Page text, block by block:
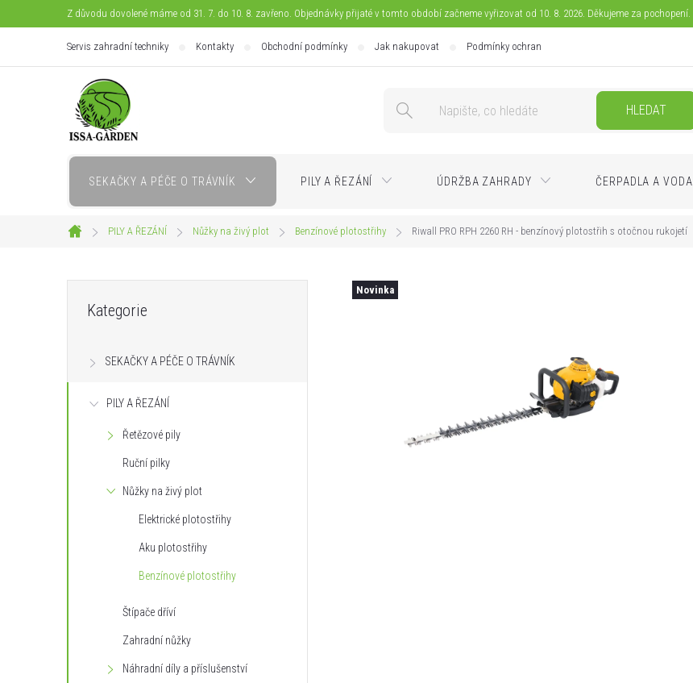
na
Z důvodu dovolené máme od 31. 7. do 10. 8. zavřeno. Objednávky přijaté v tomto období začneme vyřizovat od 10. 8. 2026. Děkujeme za pochopení.
Servis zahradní techniky Kontakty Obchodní podmínky Jak nakupovat Podmínky ochrany osobních údajů
HLEDAT
SEKAČKY A PÉČE O TRÁVNÍK PILY A ŘEZÁNÍ ÚDRŽBA ZAHRADY ČERPADLA A VODA
Domů
PILY A ŘEZÁNÍ Nůžky na živý plot Benzínové plotostřihy Riwall PRO RPH 2260 RH - benzínový plotostřih s otočnou rukojetí
s
kategorie
Kategorie
SEKAČKY A PÉČE O TRÁVNÍK
PILY A ŘEZÁNÍ
Řetězové pily
Ruční pilky
Nůžky na živý plot
Elektrické plotostřihy
Aku plotostřihy
Benzínové plotostřihy
Štípače dříví
Zahradní nůžky
Náhradní díly a příslušenství
Novinka